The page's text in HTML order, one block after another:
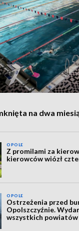
na dwa
OPOLE
Z promilami za
kierowców wiózł
OPOLE
Ostrzeżenia przed
Opolszczyźnie.
wszystkich powiatów